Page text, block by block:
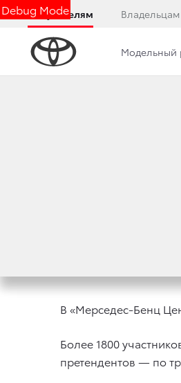
Debug Mode
Покупателям Владельцам
Модельный
ИГРА
В «Мерседес-Бенц
Более 1800
претендентов — по